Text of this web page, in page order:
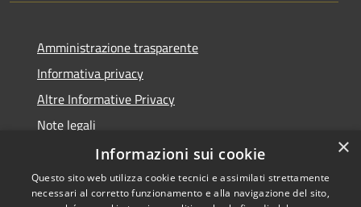
Amministrazione trasparente
Informativa privacy
Altre Informative Privacy
Note legali
Dichiarazione di accessibilità
×
Informazioni sui cookie
Questo sito web utilizza cookie tecnici e assimilati strettamente
necessari al corretto funzionamento e alla navigazione del sito,